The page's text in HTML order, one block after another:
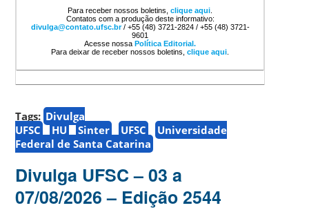
Para receber nossos boletins,clique aqui
Contatos com a produção deste informativo:
divulga@contato.ufsc.br/ +55 (48) 3721-2824 / +55 (48) 3721-
9601
Acesse nossaPolítica Editorial.
Para deixar de receber nossos boletins,clique aqui
Tags: Divulga
UFSC
HU Sinter UFSC
Universidade
Federal de Santa Catarina
Divulga UFSC – 03 a
07/08/2026 – Edição 2544